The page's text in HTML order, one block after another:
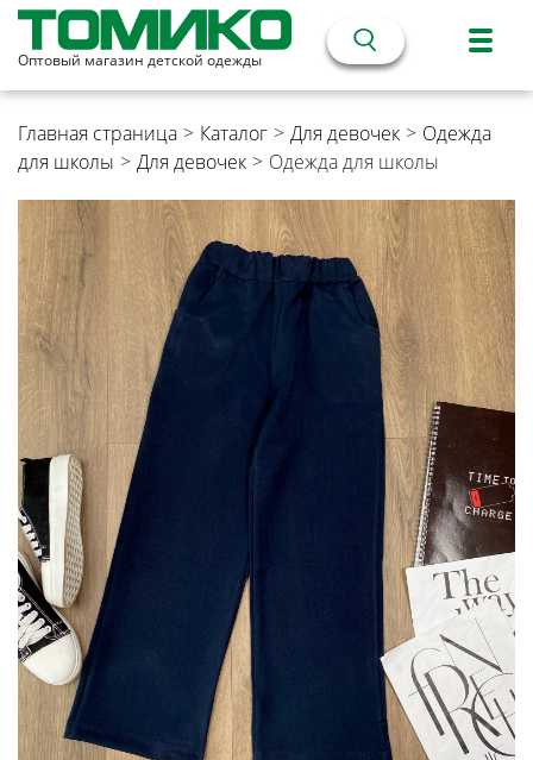
Оптовый магазин детской одежды
Главная страница > Каталог > Для девочек > Одежда
для школы > Для девочек > Одежда для школы